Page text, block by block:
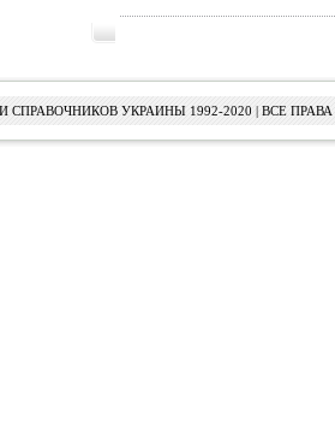
УКРАИНЫ 1992-2020 | ВСЕ